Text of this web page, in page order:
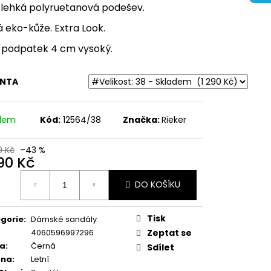
polyruetanová podešev.
eko-kůže. Extra Look.
podpatek 4 cm vysoký.
Kód: 12564/38 Značka:Rieker
Kč –43 %
Kč
DO KOŠÍKU
: Dámské sandály
4060596997296
:
Černá
:
Letní
Tisk
Zeptat se
Sdílet
SANDÁLY NA
710221-08